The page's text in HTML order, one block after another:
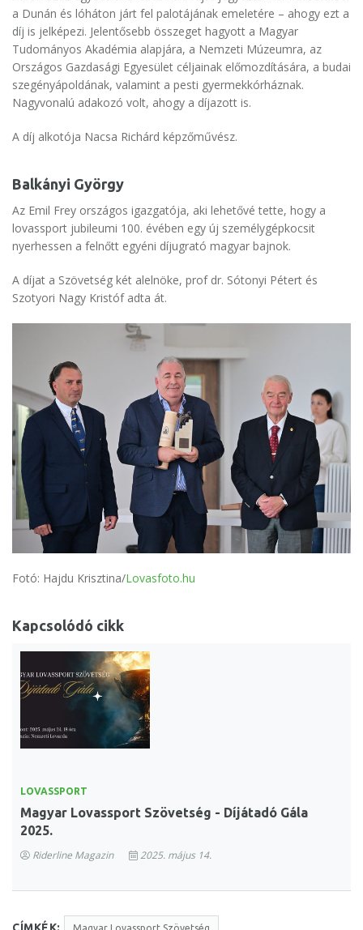
a Dunán és lóháton járt fel palotájának emeletére – ahogy ezt a
díj is jelképezi. Jelentősebb összeget hagyott a Magyar
Tudományos Akadémia alapjára, a Nemzeti Múzeumra, az
Országos Gazdasági Egyesület céljainak előmozdítására, a budai
szegényápoldának, valamint a pesti gyermekkórháznak.
Nagyvonalú adakozó volt, ahogy a díjazott is.
A díj alkotója Nacsa Richárd képzőművész.
Balkányi György
Az Emil Frey országos igazgatója, aki lehetővé tette, hogy a
lovassport jubileumi 100. évében egy új személygépkocsit
nyerhessen a felnőtt egyéni díjugrató magyar bajnok.
A díjat a Szövetség két alelnöke, prof dr. Sótonyi Pétert és
Szotyori Nagy Kristóf adta át.
Fotó: Hajdu Krisztina/Lovasfoto.hu
Kapcsolódó cikk
LOVASSPORT
Magyar Lovassport Szövetség - Díjátadó Gála
2025.
Riderline Magazin 2025. május 14.